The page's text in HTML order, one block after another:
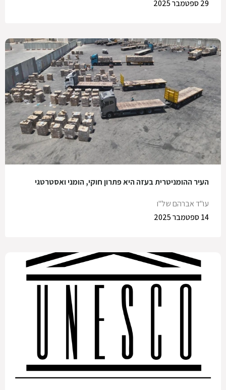
29 ספטמבר 2025
העיר ההומניטרית בעזה היא פתרון חוקי, הומני ואסטרטגי
עו"ד אברהם של"ו
14 ספטמבר 2025